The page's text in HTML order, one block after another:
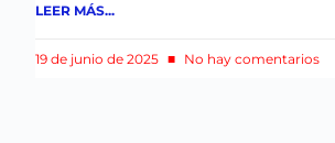
LEER MÁS...
19 de junio de 2025 No hay comentarios